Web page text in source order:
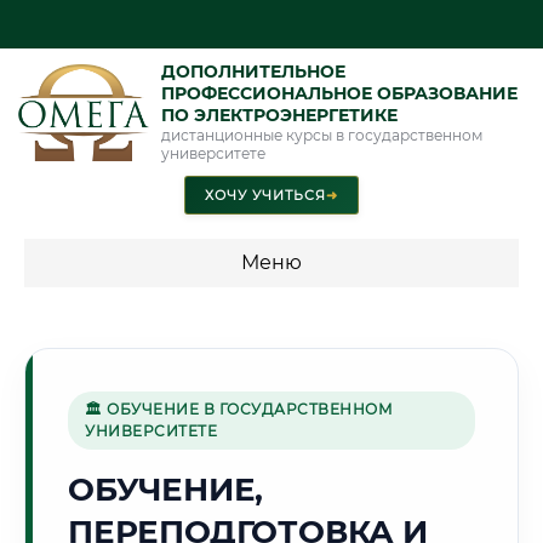
ДОПОЛНИТЕЛЬНОЕ
ПРОФЕССИОНАЛЬНОЕ ОБРАЗОВАНИЕ
ПО ЭЛЕКТРОЭНЕРГЕТИКЕ
дистанционные курсы в государственном
университете
ХОЧУ УЧИТЬСЯ➜
Меню
🏰
Г. ПСКОВ
🏛 ОБУЧЕНИЕ В ГОСУДАРСТВЕННОМ
УНИВЕРСИТЕТЕ
ОБУЧЕНИЕ,
ПЕРЕПОДГОТОВКА И